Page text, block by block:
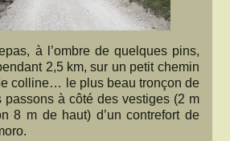
à l’ombre de quelques pins,
2,5 km, sur un petit chemin
colline… le plus beau tronçon de
passons à côté des vestiges (2 m
8 m de haut) d’un contrefort de